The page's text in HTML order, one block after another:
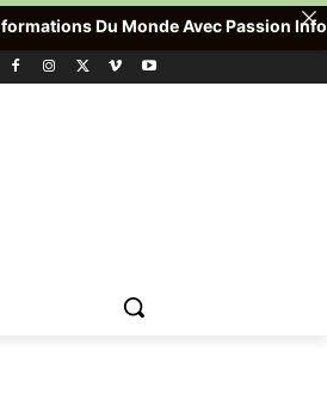
Du Monde Avec Passion Info